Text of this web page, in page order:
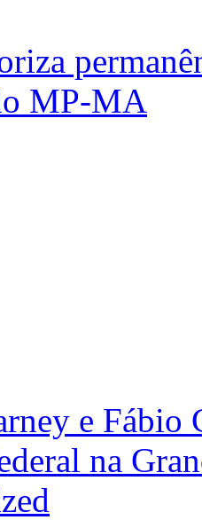
MP-MA
e
na